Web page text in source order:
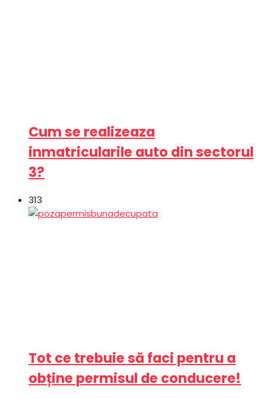
Cum se realizeaza
inmatricularile auto din sectorul
3?
313
Tot ce trebuie să faci pentru a
obține permisul de conducere!